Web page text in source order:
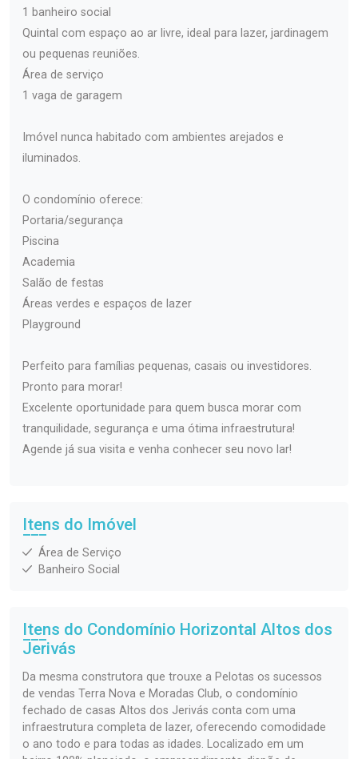
1 banheiro social
Quintal com espaço ao ar livre, ideal para lazer, jardinagem
ou pequenas reuniões.
Área de serviço
1 vaga de garagem
Imóvel nunca habitado com ambientes arejados e
iluminados.
O condomínio oferece:
Portaria/segurança
Piscina
Academia
Salão de festas
Áreas verdes e espaços de lazer
Playground
Perfeito para famílias pequenas, casais ou investidores.
Pronto para morar!
Excelente oportunidade para quem busca morar com
tranquilidade, segurança e uma ótima infraestrutura!
Agende já sua visita e venha conhecer seu novo lar!
Itens do Imóvel
Área de Serviço
Banheiro Social
Itens do Condomínio Horizontal Altos dos
Jerivás
Da mesma construtora que trouxe a Pelotas os sucessos
de vendas Terra Nova e Moradas Club, o condomínio
fechado de casas Altos dos Jerivás conta com uma
infraestrutura completa de lazer, oferecendo comodidade
o ano todo e para todas as idades. Localizado em um